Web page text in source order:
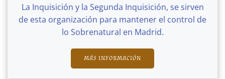
La Inquisición y la Segunda Inquisición, se sirven
de esta organización para mantener el control de
lo Sobrenatural en Madrid.
MÁS INFORMACIÓN